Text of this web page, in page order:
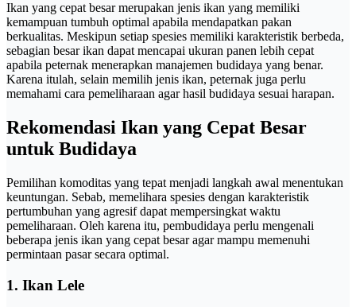
Ikan yang cepat besar merupakan jenis ikan yang memiliki
kemampuan tumbuh optimal apabila mendapatkan pakan
berkualitas. Meskipun setiap spesies memiliki karakteristik berbeda,
sebagian besar ikan dapat mencapai ukuran panen lebih cepat
apabila peternak menerapkan manajemen budidaya yang benar.
Karena itulah, selain memilih jenis ikan, peternak juga perlu
memahami cara pemeliharaan agar hasil budidaya sesuai harapan.
Rekomendasi Ikan yang Cepat Besar
untuk Budidaya
Pemilihan komoditas yang tepat menjadi langkah awal menentukan
keuntungan. Sebab, memelihara spesies dengan karakteristik
pertumbuhan yang agresif dapat mempersingkat waktu
pemeliharaan. Oleh karena itu, pembudidaya perlu mengenali
beberapa jenis ikan yang cepat besar agar mampu memenuhi
permintaan pasar secara optimal.
1. Ikan Lele